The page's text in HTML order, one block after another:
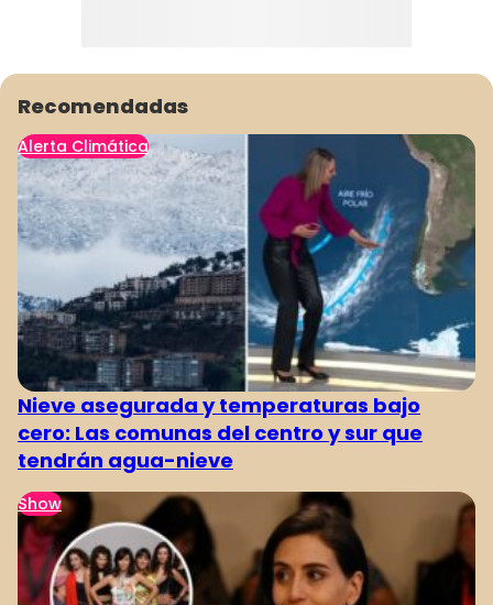
1 2 3 4
Recomendadas
Alerta Climática
Nieve asegurada y temperaturas bajo
cero: Las comunas del centro y sur que
tendrán agua-nieve
Show